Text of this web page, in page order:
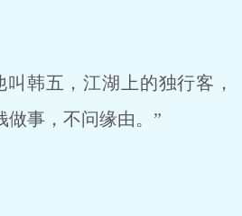
韩五，江湖上的独行客，
做事，不问缘由。”